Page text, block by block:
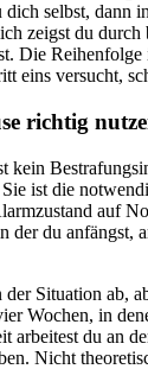
dich selbst, dann
zeigst du durch
Die Reihenfolge
eins versucht,
richtig
kein
ist die
auf
der du anfängst,
Situation ab,
Wochen, in
arbeitest du an
Nicht